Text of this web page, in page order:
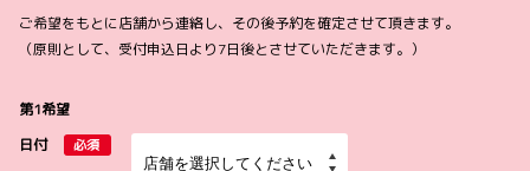
ご希望をもとに店舗から連絡し、その後予約を確定させて頂きます。
（原則として、受付申込日より7日後とさせていただきます。）
第1希望
日付
必須